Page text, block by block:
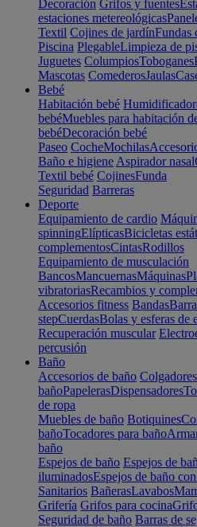
Decoración Grifos y fuentes
estaciones metereológicas
Textil Cojines de jardínFundas
Piscina PlegableLimpieza de
Juguetes ColumpiosToboganes
Mascotas ComederosJaulas
Bebé
Habitación bebé
bebéMuebles para habitación
bebéDecoración bebé
Paseo CocheMochilas
Baño e higiene Aspirador nasal
Textil bebé CojinesFunda
Seguridad Barreras
Deporte
Equipamiento de cardio
spinningElípticasBicicletas
complementosCintasRodillos
Equipamiento de musculación
BancosMancuernasMáquinas
vibratoriasRecambios y
Accesorios fitness Bandas
stepCuerdasBolas y esferas de
Recuperación muscular
percusión
Baño
Accesorios de baño Colgadores
bañoPapelerasDispensadores
de ropa
Muebles de baño Botiquines
bañoTocadores para baño
baño
Espejos de baño Espejos de
iluminadosEspejos de baño
Sanitarios BañerasLavabos
Grifería Grifos para cocina
Seguridad de baño Barras de